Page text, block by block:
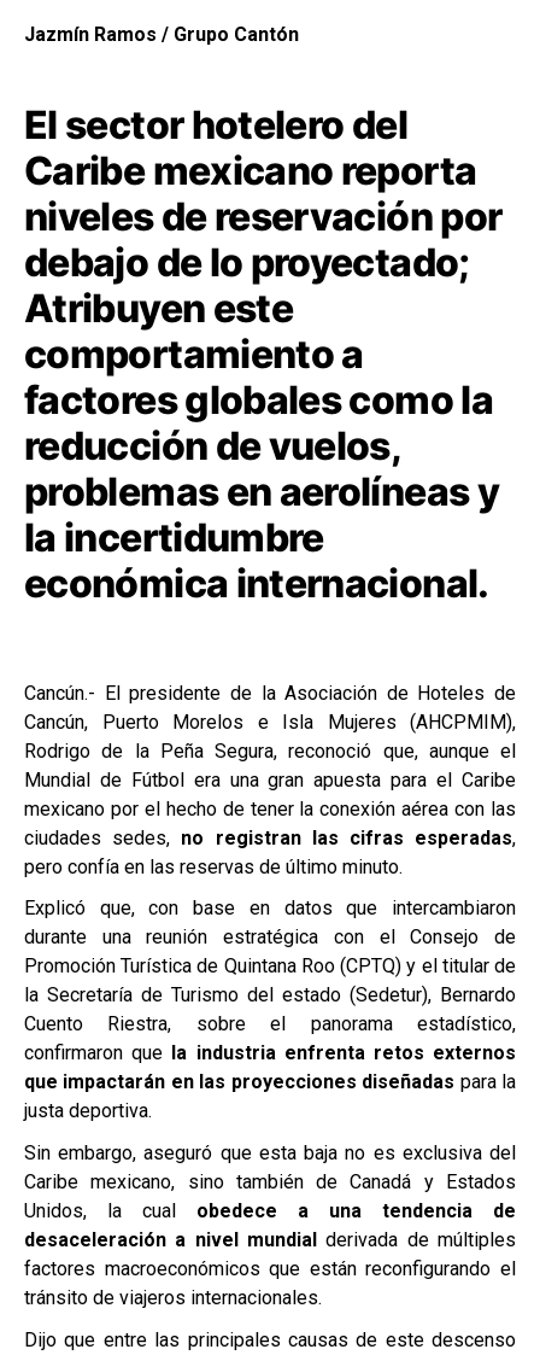
Jazmín Ramos / Grupo Cantón
El sector hotelero del
Caribe mexicano reporta
niveles de reservación por
debajo de lo proyectado;
Atribuyen este
comportamiento a
factores globales como la
reducción de vuelos,
problemas en aerolíneas y
la incertidumbre
económica internacional.
Cancún.- El presidente de la Asociación de Hoteles de
Cancún, Puerto Morelos e Isla Mujeres (AHCPMIM),
Rodrigo de la Peña Segura, reconoció que, aunque el
Mundial de Fútbol era una gran apuesta para el Caribe
mexicano por el hecho de tener la conexión aérea con las
ciudades sedes, no registran las cifras esperadas,
pero confía en las reservas de último minuto.
Explicó que, con base en datos que intercambiaron
durante una reunión estratégica con el Consejo de
Promoción Turística de Quintana Roo (CPTQ) y el titular de
la Secretaría de Turismo del estado (Sedetur), Bernardo
Cuento Riestra, sobre el panorama estadístico,
confirmaron que
la industria enfrenta retos externos
que impactarán en las proyecciones diseñadas para la
justa deportiva.
Sin embargo, aseguró que esta baja no es exclusiva del
Caribe mexicano, sino también de Canadá y Estados
Unidos, la cual obedece a una tendencia de
desaceleración a nivel mundial derivada de múltiples
factores macroeconómicos que están reconfigurando el
tránsito de viajeros internacionales.
Dijo que entre las principales causas de este descenso